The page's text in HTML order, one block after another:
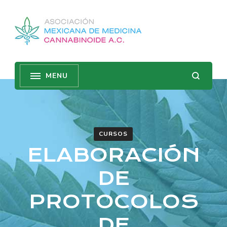
CURSOS
ELABORACIÓN
DE
PROTOCOLOS